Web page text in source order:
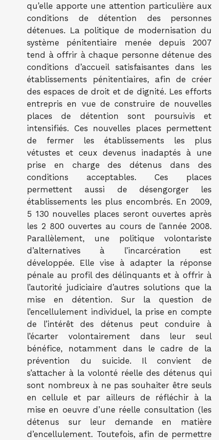
qu’elle apporte une attention particulière aux
conditions de détention des personnes
détenues. La politique de modernisation du
système pénitentiaire menée depuis 2007
tend à offrir à chaque personne détenue des
conditions d’accueil satisfaisantes dans les
établissements pénitentiaires, afin de créer
des espaces de droit et de dignité. Les efforts
entrepris en vue de construire de nouvelles
places de détention sont poursuivis et
intensifiés. Ces nouvelles places permettent
de fermer les établissements les plus
vétustes et ceux devenus inadaptés à une
prise en charge des détenus dans des
conditions acceptables. Ces places
permettent aussi de désengorger les
établissements les plus encombrés. En 2009,
5 130 nouvelles places seront ouvertes après
les 2 800 ouvertes au cours de l’année 2008.
Parallèlement, une politique volontariste
d’alternatives à l’incarcération est
développée. Elle vise à adapter la réponse
pénale au profil des délinquants et à offrir à
l’autorité judiciaire d’autres solutions que la
mise en détention. Sur la question de
l’encellulement individuel, la prise en compte
de l’intérêt des détenus peut conduire à
l’écarter volontairement dans leur seul
bénéfice, notamment dans le cadre de la
prévention du suicide. Il convient de
s’attacher à la volonté réelle des détenus qui
sont nombreux à ne pas souhaiter être seuls
en cellule et par ailleurs de réfléchir à la
mise en oeuvre d’une réelle consultation (les
détenus sur leur demande en matière
d’encellulement. Toutefois, afin de permettre